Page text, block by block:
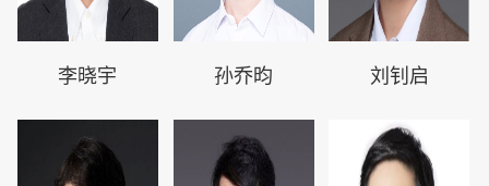
李晓宇 孙乔昀 刘钊启